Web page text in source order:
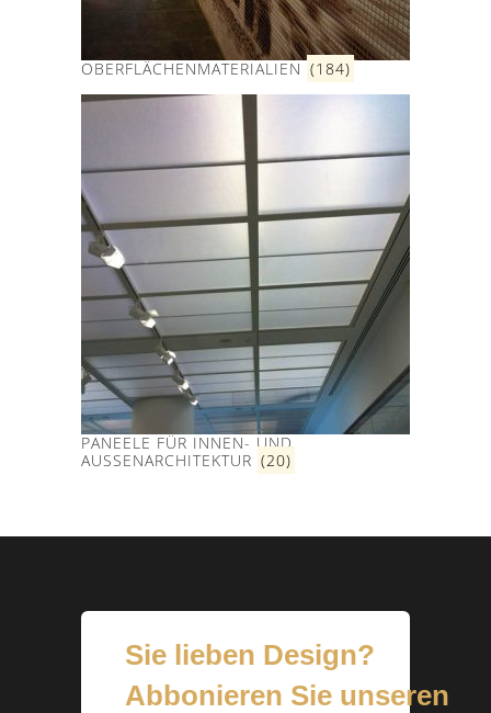
OBERFLÄCHENMATERIALIEN (184)
PANEELE FÜR INNEN- UND
AUSSENARCHITEKTUR (20)
Sie lieben Design?
Abbonieren Sie unseren